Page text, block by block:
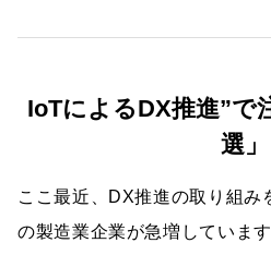
IoTによるDX推進”で
選」
ここ最近、DX推進の取り組み
の製造業企業が急増していま